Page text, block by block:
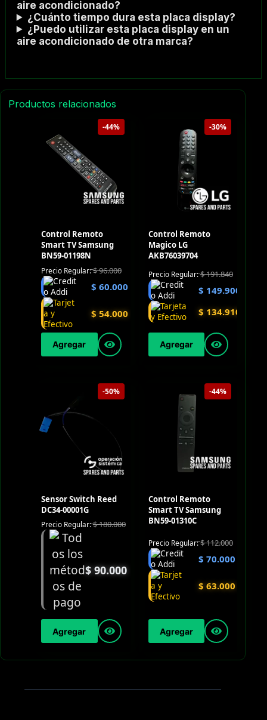
aire acondicionado?
¿Cuánto tiempo dura esta placa display?
¿Puedo utilizar esta placa display en un
aire acondicionado de otra marca?
Productos relacionados
-44%
Control Remoto
Smart TV Samsung
BN59-01198N
Precio Regular:$96.000
$ 60.000
$ 54.000
Agregar
-30%
Control Remoto
Magico LG
AKB76039704
Precio Regular:$191.840
$ 149.900
$ 134.910
Agregar
-50%
Sensor Switch Reed
DC34-00001G
Precio Regular:$180.000
$90.000
Agregar
-44%
Control Remoto
Smart TV Samsung
BN59-01310C
Precio Regular:$112.000
$ 70.000
$ 63.000
Agregar